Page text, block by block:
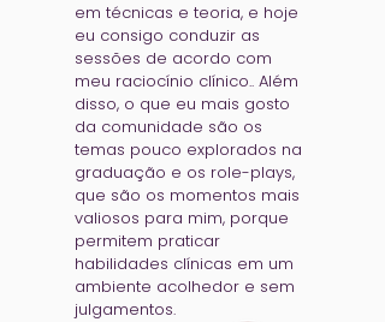
em técnicas e teoria, e hoje
eu consigo conduzir as
sessões de acordo com
meu raciocínio clínico.. Além
disso, o que eu mais gosto
da comunidade são os
temas pouco explorados na
graduação e os role-plays,
que são os momentos mais
valiosos para mim, porque
permitem praticar
habilidades clínicas em um
ambiente acolhedor e sem
julgamentos.